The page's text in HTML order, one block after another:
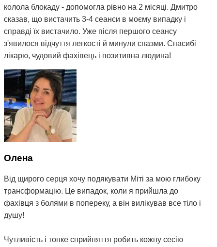
колола блокаду - допомогла рівно на 2 місяці. Дмитро
сказав, що вистачить 3-4 сеанси в моєму випадку і
справді їх вистачило. Уже після першого сеансу
з'явилося відчуття легкості й минули спазми. Спасибі
лікарю, чудовий фахівець і позитивна людина!
Олена
Від щирого серця хочу подякувати Міті за мою глибоку
трансформацію. Це випадок, коли я прийшла до
фахівця з болями в попереку, а він вилікував все тіло і
душу!
Чутливість і тонке сприйняття робить кожну сесію